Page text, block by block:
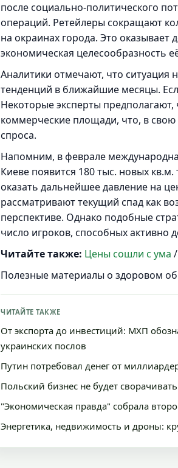
после социально-политического
операций. Ретейлеры сокращают
на окраинах города. Это оказывает
экономическая целесообразность
Аналитики отмечают, что ситуация
тенденций в ближайшие месяцы.
Некоторые эксперты
коммерческие площади, что, в свою
спроса.
Напомним, в феврале
Киеве появится 180 тыс. новых
оказать дальнейшее давление на
рассматривают текущий спад как
перспективе. Однако подобные
число игроков, способных активно
Читайте также: Цены сошли с ума /
Полезные материалы о здоровом
ЧИТАЙТЕ ТАКЖЕ
От экспорта до инвестиций: МХП
украинских послов
Путин потребовал денег от
Польский бизнес не будет
"Экономическая правда" собрала
Энергетика, недвижимость и дроны: